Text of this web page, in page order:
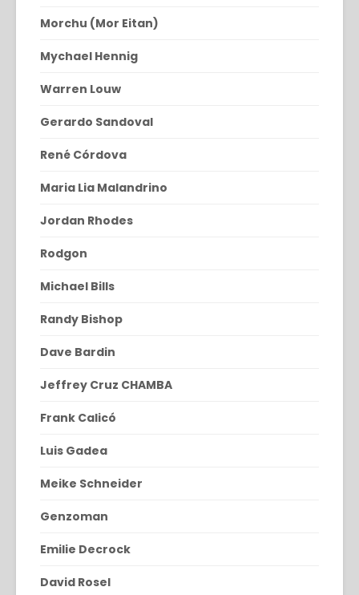
Morchu (Mor Eitan)
Mychael Hennig
Warren Louw
Gerardo Sandoval
René Córdova
Maria Lia Malandrino
Jordan Rhodes
Rodgon
Michael Bills
Randy Bishop
Dave Bardin
Jeffrey Cruz CHAMBA
Frank Calicó
Luis Gadea
Meike Schneider
Genzoman
Emilie Decrock
David Rosel